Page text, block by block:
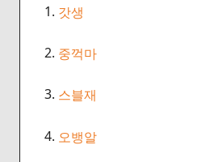
1. 갓생
2. 중꺽마
3. 스블재
4. 오뱅알